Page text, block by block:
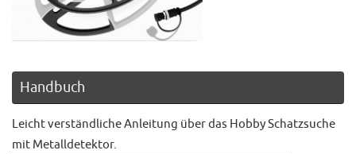
Handbuch
Leicht verständliche Anleitung über das Hobby Schatzsuche
mit Metalldetektor.